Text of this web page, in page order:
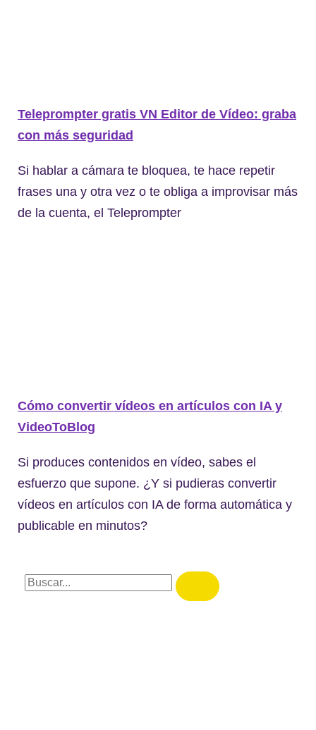
Teleprompter gratis VN Editor de Vídeo: graba
con más seguridad
Si hablar a cámara te bloquea, te hace repetir
frases una y otra vez o te obliga a improvisar más
de la cuenta, el Teleprompter
Cómo convertir vídeos en artículos con IA y
VideoToBlog
Si produces contenidos en vídeo, sabes el
esfuerzo que supone. ¿Y si pudieras convertir
vídeos en artículos con IA de forma automática y
publicable en minutos?